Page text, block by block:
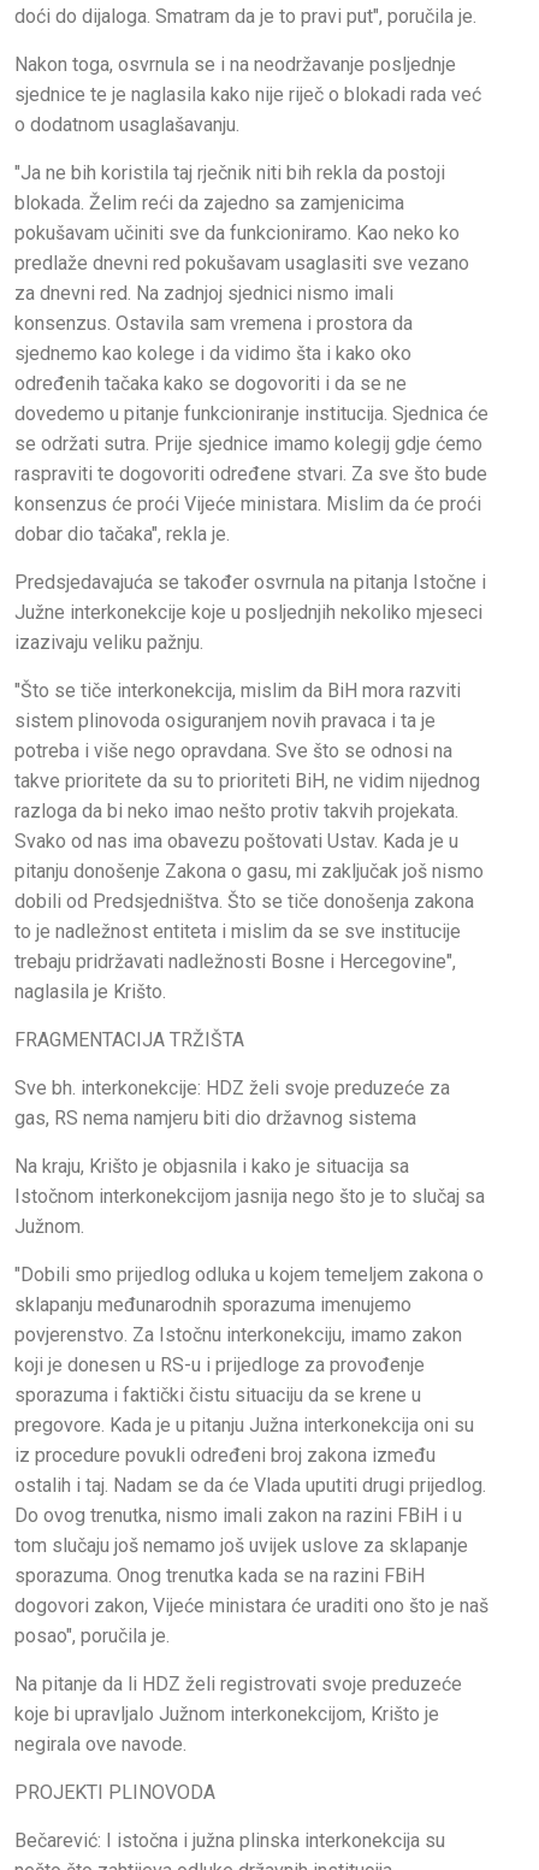
doći do dijaloga. Smatram da je to pravi put", poručila je.
Nakon toga, osvrnula se i na neodržavanje posljednje
sjednice te je naglasila kako nije riječ o blokadi rada već
o dodatnom usaglašavanju.
"Ja ne bih koristila taj rječnik niti bih rekla da postoji
blokada. Želim reći da zajedno sa zamjenicima
pokušavam učiniti sve da funkcioniramo. Kao neko ko
predlaže dnevni red pokušavam usaglasiti sve vezano
za dnevni red. Na zadnjoj sjednici nismo imali
konsenzus. Ostavila sam vremena i prostora da
sjednemo kao kolege i da vidimo šta i kako oko
određenih tačaka kako se dogovoriti i da se ne
dovedemo u pitanje funkcioniranje institucija. Sjednica će
se održati sutra. Prije sjednice imamo kolegij gdje ćemo
raspraviti te dogovoriti određene stvari. Za sve što bude
konsenzus će proći Vijeće ministara. Mislim da će proći
dobar dio tačaka", rekla je.
Predsjedavajuća se također osvrnula na pitanja Istočne i
Južne interkonekcije koje u posljednjih nekoliko mjeseci
izazivaju veliku pažnju.
"Što se tiče interkonekcija, mislim da BiH mora razviti
sistem plinovoda osiguranjem novih pravaca i ta je
potreba i više nego opravdana. Sve što se odnosi na
takve prioritete da su to prioriteti BiH, ne vidim nijednog
razloga da bi neko imao nešto protiv takvih projekata.
Svako od nas ima obavezu poštovati Ustav. Kada je u
pitanju donošenje Zakona o gasu, mi zaključak još nismo
dobili od Predsjedništva. Što se tiče donošenja zakona
to je nadležnost entiteta i mislim da se sve institucije
trebaju pridržavati nadležnosti Bosne i Hercegovine",
naglasila je Krišto.
FRAGMENTACIJA TRŽIŠTA
Sve bh. interkonekcije: HDZ želi svoje preduzeće za
gas, RS nema namjeru biti dio državnog sistema
Na kraju, Krišto je objasnila i kako je situacija sa
Istočnom interkonekcijom jasnija nego što je to slučaj sa
Južnom.
"Dobili smo prijedlog odluka u kojem temeljem zakona o
sklapanju međunarodnih sporazuma imenujemo
povjerenstvo. Za Istočnu interkonekciju, imamo zakon
koji je donesen u RS-u i prijedloge za provođenje
sporazuma i faktički čistu situaciju da se krene u
pregovore. Kada je u pitanju Južna interkonekcija oni su
iz procedure povukli određeni broj zakona između
ostalih i taj. Nadam se da će Vlada uputiti drugi prijedlog.
Do ovog trenutka, nismo imali zakon na razini FBiH i u
tom slučaju još nemamo još uvijek uslove za sklapanje
sporazuma. Onog trenutka kada se na razini FBiH
dogovori zakon, Vijeće ministara će uraditi ono što je naš
posao", poručila je.
Na pitanje da li HDZ želi registrovati svoje preduzeće
koje bi upravljalo Južnom interkonekcijom, Krišto je
negirala ove navode.
PROJEKTI PLINOVODA
Bečarević: I istočna i južna plinska interkonekcija su